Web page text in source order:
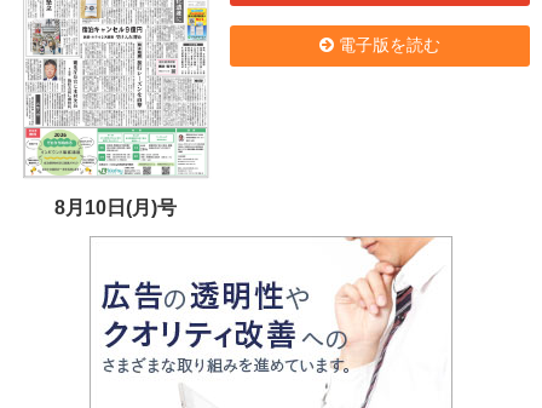
8月10日(月)号
電子版を読む